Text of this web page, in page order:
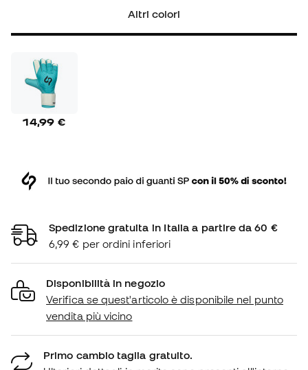
Altri colori
14,99 €
Spedizione gratuita in Italia a partire da 60 €
6,99 € per ordini inferiori
Disponibilità in negozio
Verifica se quest'articolo è disponibile nel punto
vendita più vicino
Primo cambio taglia gratuito.